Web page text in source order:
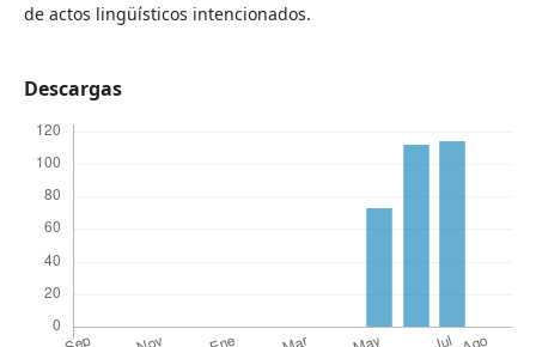
de actos lingüísticos intencionados.
Descargas